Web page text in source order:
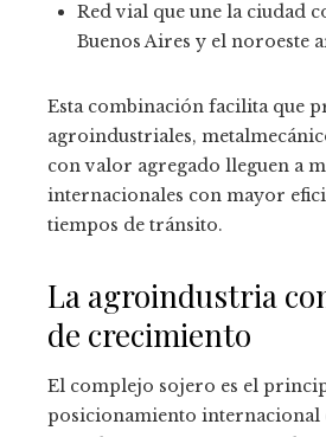
Red vial que une la ciudad
Buenos Aires y el noroeste
Esta combinación facilita que
agroindustriales,
con valor agregado lleguen a
internacionales con mayor
tiempos de tránsito.
La agroindustria
de crecimiento
El complejo sojero es el
posicionamiento internacional